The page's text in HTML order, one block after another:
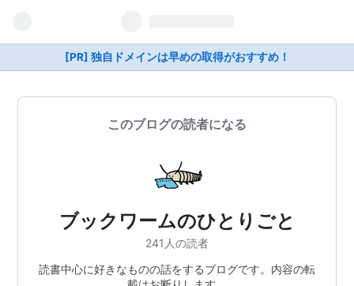
[PR] 独自ドメインは早めの取得がおすすめ！
このブログの読者になる
ブックワームのひとりごと
241人の読者
読書中心に好きなものの話をするブログです。内容の転